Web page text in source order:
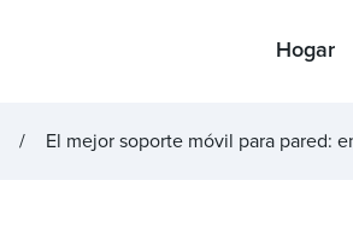
Hogar
El mejor soporte móvil para pared: